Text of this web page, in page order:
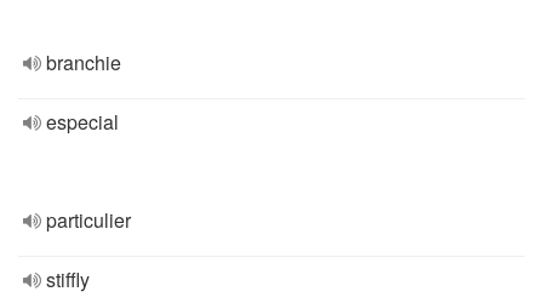
branchie
especial
particulier
stiffly